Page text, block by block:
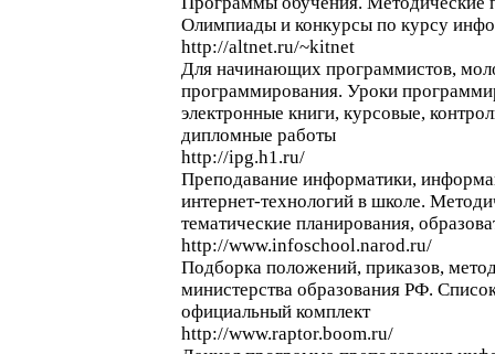
Олимпиады и конкурсы по курсу
http://altnet.ru/~kitnet
Для начинающих программистов,
программирования. Уроки
электронные книги, курсовые,
дипломные работы
http://ipg.h1.ru/
Преподавание информатики,
интернет-технологий в школе.
тематические планирования,
http://www.infoschool.narod.ru/
Подборка положений, приказов,
министерства образования РФ.
официальный комплект
http://www.raptor.boom.ru/